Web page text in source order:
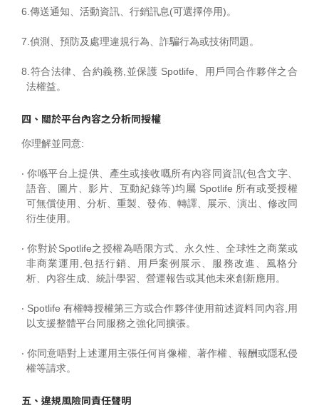
6.傳送通知、活動資訊、行銷訊息(可選擇停用)。
7.偵測、預防及處理違規行為、詐騙行為或技術問題。
8.符合法律、合約義務,並保護 Spotlife、用戶同合作夥伴之合
法權益。
四、關於平台內容之分析同授權
你理解並同意:
‧ 你喺平台上提供、產生或接收嘅所有內容同資訊(包含文字、
語音、圖片、影片、互動紀錄等)均屬 Spotlife 所有或受授權
可無償使用、分析、重製、發佈、轉譯、展示、演出、修改同
衍生使用。
‧ 你對於Spotlife之授權為唔限方式、永久性、全球性之商業或
非商業運用,包括行銷、用戶案例展示、服務改進、風格分
析、內容生成、統計學習、營運報告或其他未來創新應用。
‧ Spotlife 有權轉授權第三方或合作夥伴使用前述資料同內容,用
以支援整體平台同服務之強化同擴張。
‧ 你同意唔對上述運用主張任何肖像權、著作權、報酬或隱私侵
權等請求。
五、違規風險同責任聲明